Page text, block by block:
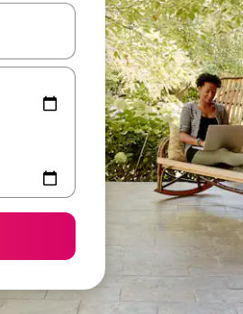
ำรวจผลการค้นหา